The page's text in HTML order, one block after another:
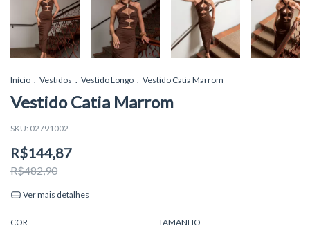
Início . Vestidos . Vestido Longo . Vestido Catia Marrom
Vestido Catia Marrom
SKU: 02791002
R$144,87
R$482,90
Ver mais detalhes
COR TAMANHO